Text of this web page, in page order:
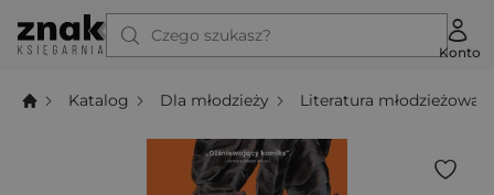
Czego szukasz?
Konto
Katalog Dla młodzieży Literatura młodzieżowa